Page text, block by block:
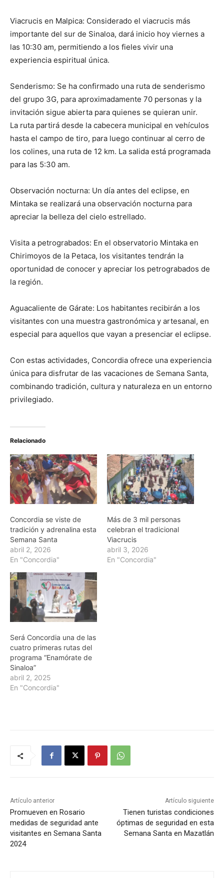
Viacrucis en Malpica: Considerado el viacrucis más
importante del sur de Sinaloa, dará inicio hoy viernes a
las 10:30 am, permitiendo a los fieles vivir una
experiencia espiritual única.
Senderismo: Se ha confirmado una ruta de senderismo
del grupo 3G, para aproximadamente 70 personas y la
invitación sigue abierta para quienes se quieran unir.
La ruta partirá desde la cabecera municipal en vehículos
hasta el campo de tiro, para luego continuar al cerro de
los colines, una ruta de 12 km. La salida está programada
para las 5:30 am.
Observación nocturna: Un día antes del eclipse, en
Mintaka se realizará una observación nocturna para
apreciar la belleza del cielo estrellado.
Visita a petrograbados: En el observatorio Mintaka en
Chirimoyos de la Petaca, los visitantes tendrán la
oportunidad de conocer y apreciar los petrograbados de
la región.
Aguacaliente de Gárate: Los habitantes recibirán a los
visitantes con una muestra gastronómica y artesanal, en
especial para aquellos que vayan a presenciar el eclipse.
Con estas actividades, Concordia ofrece una experiencia
única para disfrutar de las vacaciones de Semana Santa,
combinando tradición, cultura y naturaleza en un entorno
privilegiado.
Relacionado
Concordia se viste de
tradición y adrenalina esta
Semana Santa
abril 2, 2026
En "Concordia"
Más de 3 mil personas
celebran el tradicional
Viacrucis
abril 3, 2026
En "Concordia"
Será Concordia una de las
cuatro primeras rutas del
programa “Enamórate de
Sinaloa”
abril 2, 2025
En "Concordia"
Artículo anterior
Promueven en Rosario
medidas de seguridad ante
visitantes en Semana Santa
2024
Artículo siguiente
Tienen turistas condiciones
óptimas de seguridad en esta
Semana Santa en Mazatlán